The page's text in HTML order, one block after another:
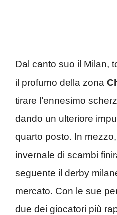
Dal canto suo il Milan,
il profumo della zona
tirare l’ennesimo
dando un ulteriore
quarto posto. In
invernale di scambi
seguente il derby
mercato. Con le sue
due dei giocatori più